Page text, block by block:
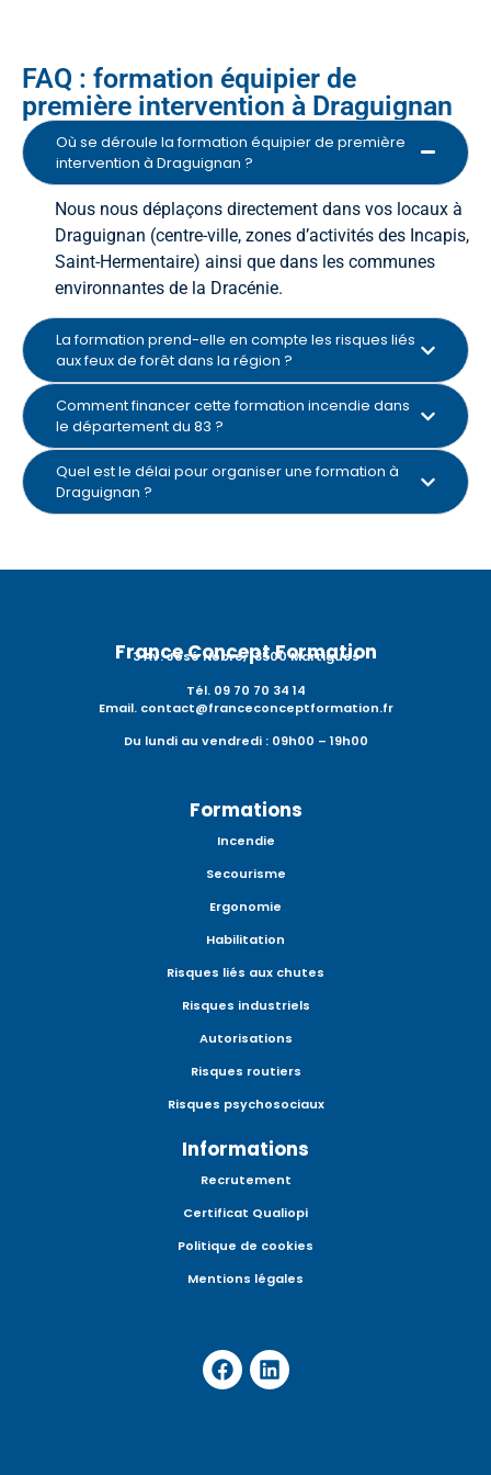
FAQ : formation équipier de
première intervention à Draguignan
Où se déroule la formation équipier de première
intervention à Draguignan ?
Nous nous déplaçons directement dans vos locaux à
Draguignan (centre-ville, zones d’activités des Incapis,
Saint-Hermentaire) ainsi que dans les communes
environnantes de la Dracénie.
La formation prend-elle en compte les risques liés
aux feux de forêt dans la région ?
Comment financer cette formation incendie dans
le département du 83 ?
Quel est le délai pour organiser une formation à
Draguignan ?
France Concept Formation
3 Av. José Nobre, 13500 Martigues
Tél. 09 70 70 34 14
Email. contact@franceconceptformation.fr
Du lundi au vendredi : 09h00 – 19h00
Formations
Incendie
Secourisme
Ergonomie
Habilitation
Risques liés aux chutes
Risques industriels
Autorisations
Risques routiers
Risques psychosociaux
Informations
Recrutement
Certificat Qualiopi
Politique de cookies
Mentions légales